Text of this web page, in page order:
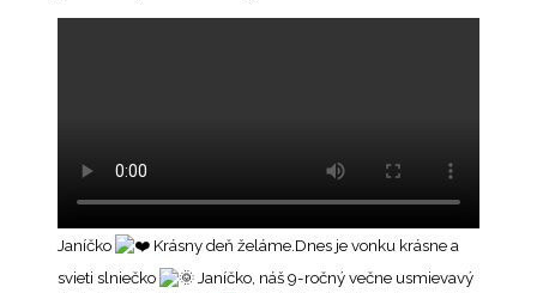
Janíčko
Krásny deň želáme.Dnes je vonku krásne a
svieti slniečko
Janíčko, náš 9-ročný večne usmievavý